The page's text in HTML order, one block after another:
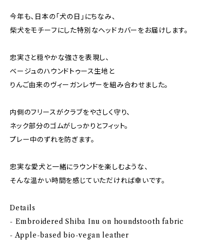
今年も、日本の「犬の日」にちなみ、
柴犬をモチーフにした特別なヘッドカバーをお届けします。
忠実さと穏やかな強さを表現し、
ベージュのハウンドトゥース生地と
りんご由来のヴィーガンレザーを組み合わせました。
内側のフリースがクラブをやさしく守り、
ネック部分のゴムがしっかりとフィット。
プレー中のずれを防ぎます。
忠実な愛犬と一緒にラウンドを楽しむような、
そんな温かい時間を感じていただければ幸いです。
Details
- Embroidered Shiba Inu on houndstooth fabric
- Apple-based bio-vegan leather